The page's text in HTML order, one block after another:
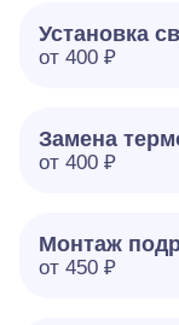
Установка
от 400 ₽
Замена
от 400 ₽
Монтаж
от 450 ₽